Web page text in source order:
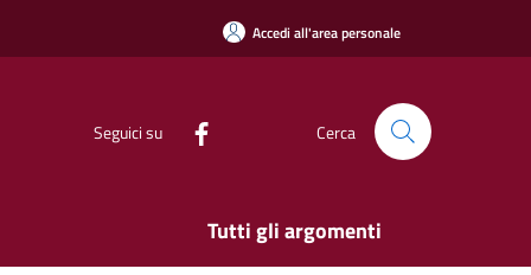
Accedi all'area personale
Seguici su Cerca
Tutti gli argomenti